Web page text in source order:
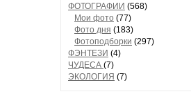
ФОТОГРАФИИ (568)
Мои фото (77)
Фото дня (183)
Фотоподборки (297)
ФЭНТЕЗИ (4)
ЧУДЕСА (7)
ЭКОЛОГИЯ (7)